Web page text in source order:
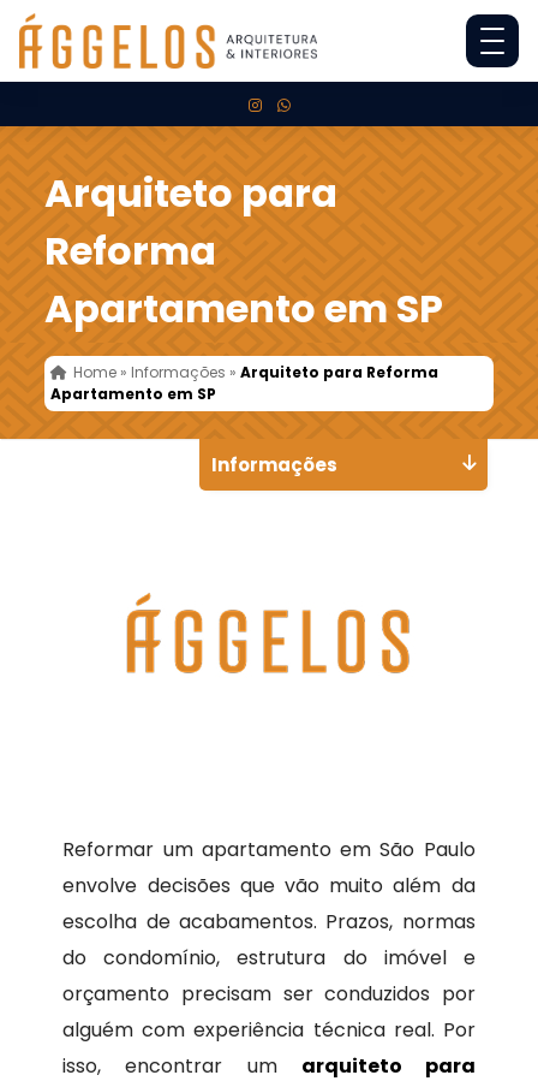
Arquiteto para
Reforma
Apartamento em SP
Home » Informações »Arquiteto para Reforma
Apartamento em SP
Reformar um apartamento em São Paulo
envolve decisões que vão muito além da
escolha de acabamentos. Prazos, normas
do condomínio, estrutura do imóvel e
orçamento precisam ser conduzidos por
alguém com experiência técnica real. Por
isso, encontrar um arquiteto para
Informações